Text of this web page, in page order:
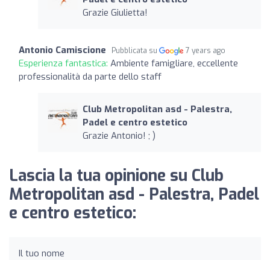
Grazie Giulietta!
Antonio Camiscione Pubblicata su 7 years ago
Esperienza fantastica: Ambiente famigliare, eccellente
professionalità da parte dello staff
Club Metropolitan asd - Palestra,
Padel e centro estetico
Grazie Antonio! ; )
Lascia la tua opinione su Club
Metropolitan asd - Palestra, Padel
e centro estetico:
Il tuo nome